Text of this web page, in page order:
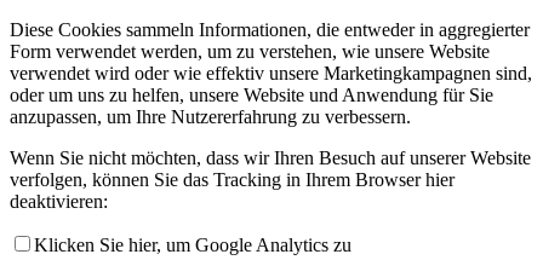
Diese Cookies sammeln Informationen, die entweder in aggregierter
Form verwendet werden, um zu verstehen, wie unsere Website
verwendet wird oder wie effektiv unsere Marketingkampagnen sind,
oder um uns zu helfen, unsere Website und Anwendung für Sie
anzupassen, um Ihre Nutzererfahrung zu verbessern.
Wenn Sie nicht möchten, dass wir Ihren Besuch auf unserer Website
verfolgen, können Sie das Tracking in Ihrem Browser hier
deaktivieren:
Klicken Sie hier, um Google Analytics zu